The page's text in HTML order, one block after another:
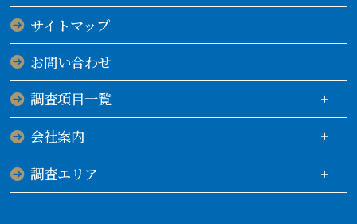
サイトマップ
お問い合わせ
調査項目一覧
会社案内
調査エリア